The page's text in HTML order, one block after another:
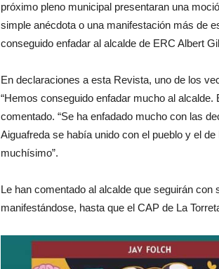
próximo pleno municipal presentaran una
simple anécdota o una manifestación más de
conseguido enfadar al alcalde de ERC Albert
En declaraciones a esta Revista, uno de los
“Hemos conseguido enfadar mucho al
comentado. “Se ha enfadado mucho con las
Aiguafreda se había unido con el pueblo y el
muchísimo”.
Le han comentado al alcalde que seguirán
manifestándose, hasta que el CAP de La